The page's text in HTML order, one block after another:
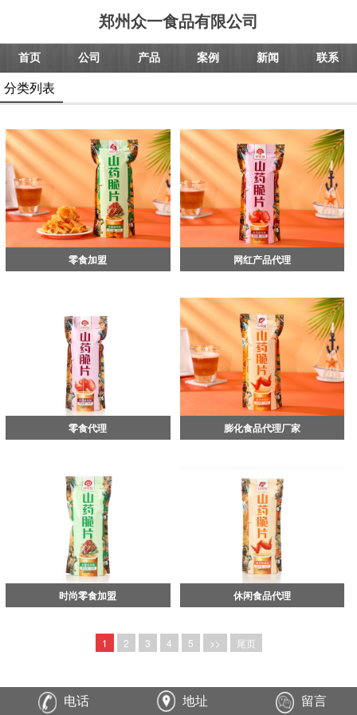
郑州众一食品有限公司
首页 公司 产品 案例 新闻 联系
分类列表
零食加盟 网红产品代理
零食代理 膨化食品代理厂家
时尚零食加盟 休闲食品代理
1 2 3 4 5 >> 尾页
电话 地址 留言